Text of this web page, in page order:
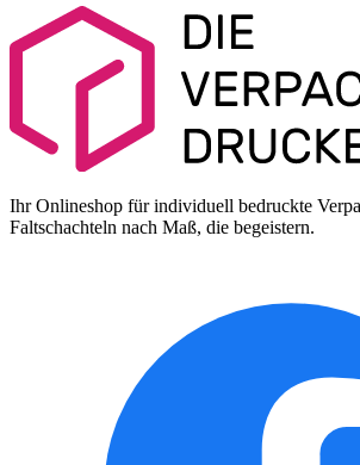
Ihr Onlineshop für individuell bedruckte
Faltschachteln nach Maß, die begeistern.